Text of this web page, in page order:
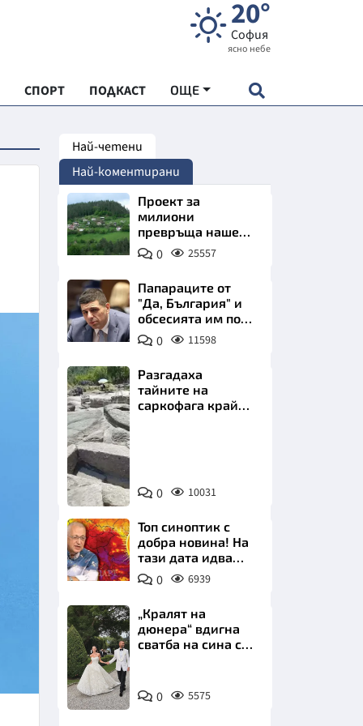
20°
София
ясно небе
СПОРТ ПОДКАСТ ОЩЕ
"ЧУДЕСАТА НА БЪЛГАРИЯ"
ХРАНА
Най-четени
Най-коментирани
Проект за
милиони
превръща наше
село в магнит за
туристи
0 25557
Папараците от
"Да, България" и
обсесията им по
Пеевски
0 11598
Снимка:
Bulgaria
ON
AIR
Разгадаха
тайните на
саркофага край
0 10031
Топ синоптик с
добра новина! На
тази дата идва
захлаждането
0 6939
Снимка:
Инстаграм
„Кралят на
дюнера“ вдигна
сватба на сина си
Комо
0 5575